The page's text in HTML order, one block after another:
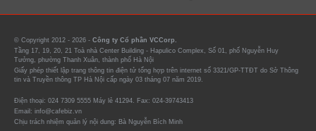
© Copyright 2012 - 2026 - Công ty Cổ phần VCCorp.
Tầng 17, 19, 20, 21 Toà nhà Center Building - Hapulico Complex, Số 01, phố Nguyễn Huy
Tưởng, phường Thanh Xuân, thành phố Hà Nội
Giấy phép thiết lập trang thông tin điện tử tổng hợp trên internet số 3321/GP-TTĐT do Sở Thông
tin và Truyền thông TP Hà Nội cấp ngày 03 tháng 07 năm 2019.
Điện thoại: 024 7309 5555 Máy lẻ 41294. Fax: 024-39743413
Email: info@cafebiz.vn
Chịu trách nhiệm quản lý nội dung: Bà Nguyễn Bích Minh